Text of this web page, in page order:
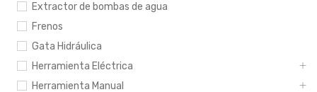
Extractor de bombas de agua
Frenos
Gata Hidráulica
Herramienta Eléctrica
Herramienta Manual